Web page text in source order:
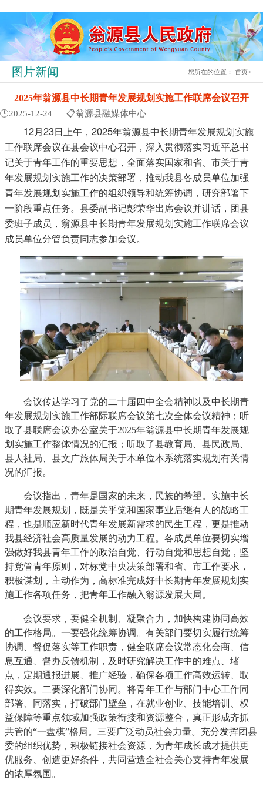
图片新闻 您所在的位置：首页>
2025年翁源县中长期青年发展规划实施工作联席会议召开
🕒2025-12-24 📋翁源县融媒体中心
12月23日上午，2025年翁源县中长期青年发展规划实施
工作联席会议在县会议中心召开，深入贯彻落实习近平总书
记关于青年工作的重要思想，全面落实国家和省、市关于青
年发展规划实施工作的决策部署，推动我县各成员单位加强
青年发展规划实施工作的组织领导和统筹协调，研究部署下
一阶段重点任务。县委副书记彭荣华出席会议并讲话，团县
委班子成员，翁源县中长期青年发展规划实施工作联席会议
成员单位分管负责同志参加会议。
会议传达学习了党的二十届四中全会精神以及中长期青
年发展规划实施工作部际联席会议第七次全体会议精神；听
取了县联席会议办公室关于2025年翁源县中长期青年发展规
划实施工作整体情况的汇报；听取了县教育局、县民政局、
县人社局、县文广旅体局关于本单位本系统落实规划有关情
况的汇报。
会议指出，青年是国家的未来，民族的希望。实施中长
期青年发展规划，既是关乎党和国家事业后继有人的战略工
程，也是顺应新时代青年发展新需求的民生工程，更是推动
我县经济社会高质量发展的动力工程。各成员单位要切实增
强做好我县青年工作的政治自觉、行动自觉和思想自觉，坚
持党管青年原则，对标党中央决策部署和省、市工作要求，
积极谋划，主动作为，高标准完成好中长期青年发展规划实
施工作各项任务，把青年工作融入翁源发展大局。
会议要求，要健全机制、凝聚合力，加快构建协同高效
的工作格局。一要强化统筹协调。有关部门要切实履行统筹
协调、督促落实等工作职责，健全联席会议常态化会商、信
息互通、督办反馈机制，及时研究解决工作中的难点、堵
点，定期通报进展、推广经验，确保各项工作高效运转、取
得实效。二要深化部门协同。将青年工作与部门中心工作同
部署、同落实，打破部门壁垒，在就业创业、技能培训、权
益保障等重点领域加强政策衔接和资源整合，真正形成齐抓
共管的“一盘棋”格局。三要广泛动员社会力量。充分发挥团县
委的组织优势，积极链接社会资源，为青年成长成才提供更
优服务、创造更好条件，共同营造全社会关心支持青年发展
的浓厚氛围。